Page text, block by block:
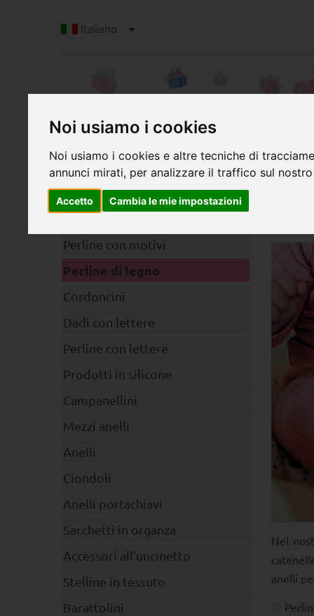
Noi usiamo i cookies
Noi usiamo i cookies e altre tecniche di
annunci mirati, per analizzare il traffico sul
Accetto Cambia le mie impostazioni
Italiano
Nel
anelli
Categorie
Perline con motivi
Perline di legno
Cordoncini
Dadi con lettere
Perline con lettere
Prodotti in silicone
Campanellini
Mezzi anelli
Anelli
Ciondoli
Anelli portachiavi
Sacchetti in organza
Accessori all'uncinetto
Stelline in tessuto
Barattolini